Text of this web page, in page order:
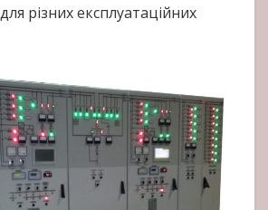
різних експлуатаційних